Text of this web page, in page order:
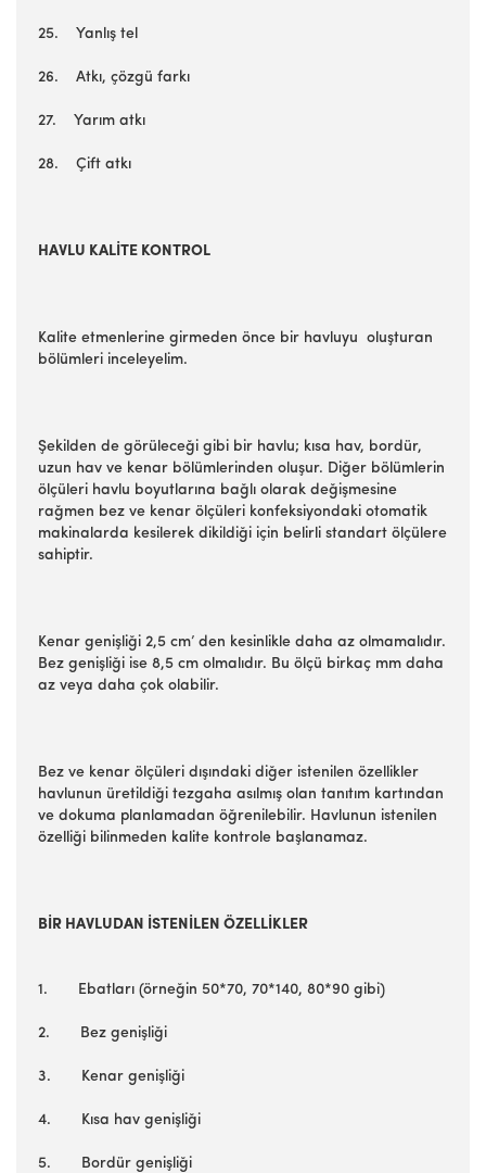
25. Yanlış tel
26. Atkı, çözgü farkı
27. Yarım atkı
28. Çift atkı
HAVLU KALİTE KONTROL
Kalite etmenlerine girmeden önce bir havluyu oluşturan
bölümleri inceleyelim.
Şekilden de görüleceği gibi bir havlu; kısa hav, bordür,
uzun hav ve kenar bölümlerinden oluşur. Diğer bölümlerin
ölçüleri havlu boyutlarına bağlı olarak değişmesine
rağmen bez ve kenar ölçüleri konfeksiyondaki otomatik
makinalarda kesilerek dikildiği için belirli standart ölçülere
sahiptir.
Kenar genişliği 2,5 cm’ den kesinlikle daha az olmamalıdır.
Bez genişliği ise 8,5 cm olmalıdır. Bu ölçü birkaç mm daha
az veya daha çok olabilir.
Bez ve kenar ölçüleri dışındaki diğer istenilen özellikler
havlunun üretildiği tezgaha asılmış olan tanıtım kartından
ve dokuma planlamadan öğrenilebilir. Havlunun istenilen
özelliği bilinmeden kalite kontrole başlanamaz.
BİR HAVLUDAN İSTENİLEN ÖZELLİKLER
1. Ebatları (örneğin 50*70, 70*140, 80*90 gibi)
2. Bez genişliği
3. Kenar genişliği
4. Kısa hav genişliği
5. Bordür genişliği